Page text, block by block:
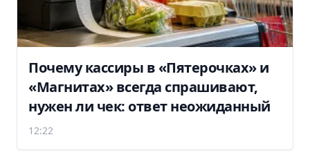
Почему кассиры в «Пятерочках» и
«Магнитах» всегда спрашивают,
нужен ли чек: ответ неожиданный
12:22